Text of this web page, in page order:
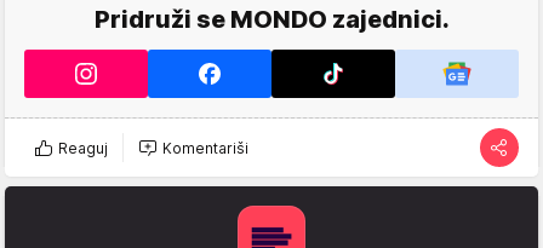
Pridruži se MONDO zajednici.
Reaguj Komentariši